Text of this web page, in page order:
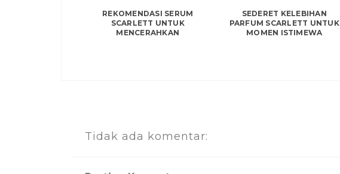
REKOMENDASI SERUM
SCARLETT UNTUK
MENCERAHKAN
SEDERET KELEBIHAN
PARFUM SCARLETT UNTUK
MOMEN ISTIMEWA
Tidak ada komentar: